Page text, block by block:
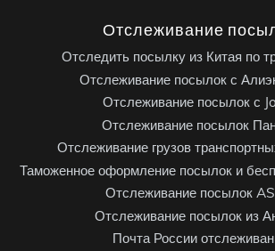
Отслеживание
Отследить посылку из Китая по
Отслеживание посылок с
Отслеживание посылок с
Отслеживание посылок
Отслеживание грузов
Таможенное оформление посылок и
Отслеживание посылок
Отслеживание посылок из
Почта России